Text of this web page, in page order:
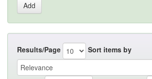
Results/Page Sort items by